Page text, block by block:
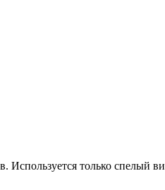
Используется только спелый